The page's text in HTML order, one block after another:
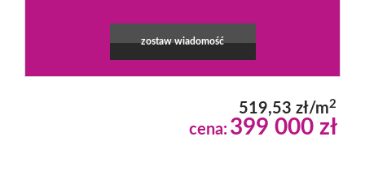
Dzialki
zostaw wiadomość
519,53 zł/m2
cena: 399 000 zł